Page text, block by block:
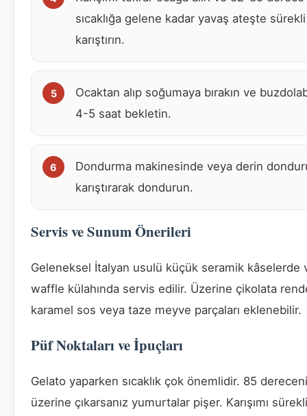
sıcaklığa gelene kadar yavaş ateşte sürekli
karıştırın.
Ocaktan alıp soğumaya bırakın ve
4-5 saat bekletin.
Dondurma makinesinde veya derin
karıştırarak dondurun.
Servis ve Sunum Önerileri
Geleneksel İtalyan usulü küçük seramik kâselerde
waffle külahında servis edilir. Üzerine çikolata
karamel sos veya taze meyve parçaları eklenebilir.
Püf Noktaları ve İpuçları
Gelato yaparken sıcaklık çok önemlidir. 85
üzerine çıkarsanız yumurtalar pişer. Karışımı sürekli